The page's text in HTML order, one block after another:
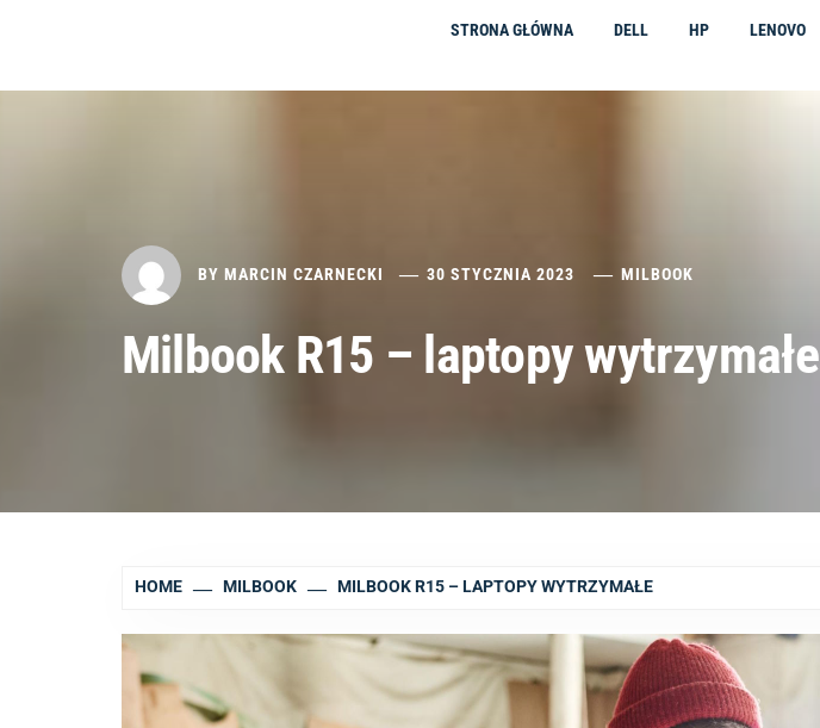
STRONA GŁÓWNA DELL HP LENOVO
BY MARCIN CZARNECKI 30 STYCZNIA 2023 MILBOOK
Milbook R15 – laptopy wytrzymałe
HOME MILBOOK MILBOOK R15 – LAPTOPY WYTRZYMAŁE